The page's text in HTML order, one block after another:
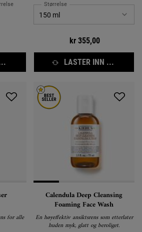
Størrelse
kr 355,00
LASTER INN ...
for alle
Calendula Deep Cleansing
Foaming Face Wash
En høyeffektiv ansiktsrens som etterlater
huden myk, glatt og beroliget.